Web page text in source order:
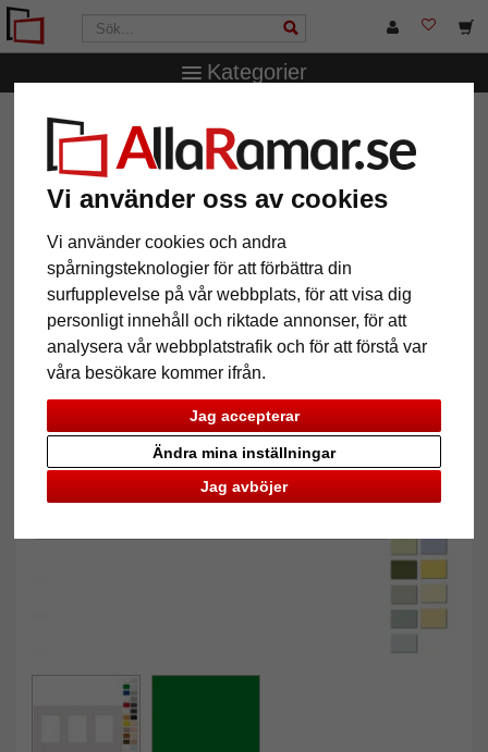
Vi använder oss av cookies
Vi använder cookies och andra
spårningsteknologier för att förbättra din
surfupplevelse på vår webbplats, för att visa dig
personligt innehåll och riktade annonser, för att
analysera vår webbplatstrafik och för att förstå var
våra besökare kommer ifrån.
Jag accepterar
Jag avböjer
Ändra mina inställningar
Kategorier
AllaRamar.se
Galleri passepartout 25x50 cm
Galleri passepartout 25x50 cm